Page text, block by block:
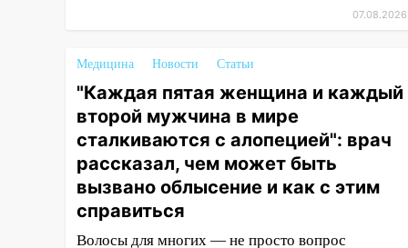
подросток
12:00 Где есть бензин в
Ульяновске 7 августа: список
АЗС
11:50 Заснул рядом с ребёнком
и случайно задушил его: суд
вынес приговор
07.08.2026
Медицина Новости Статьи
"Каждая пятая женщина и каждый
второй мужчина в мире
сталкиваются с алопецией": врач
рассказал, чем может быть
вызвано облысение и как с этим
справиться
Волосы для многих — не просто вопрос